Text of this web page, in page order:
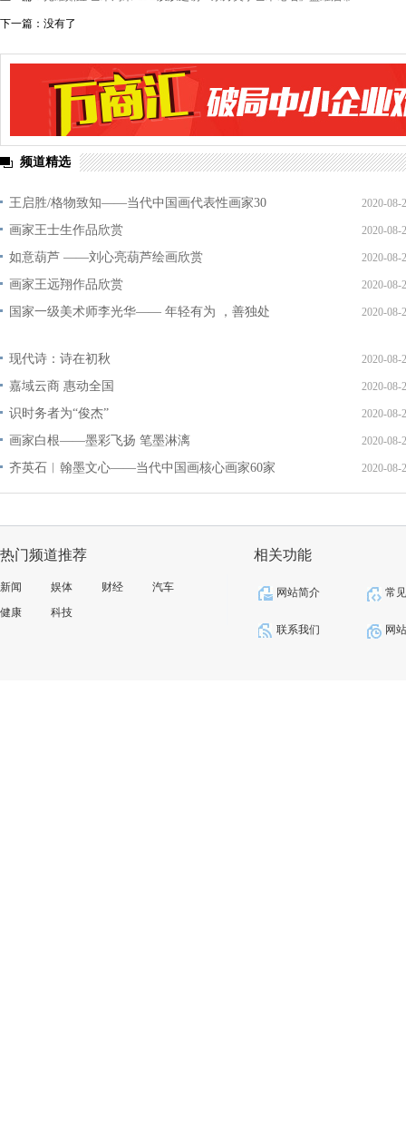
下一篇：没有了
频道精选
王启胜/格物致知——当代中国画代表性画家30 2020-08-
画家王士生作品欣赏 2020-08-
如意葫芦 ——刘心亮葫芦绘画欣赏 2020-08-
画家王远翔作品欣赏 2020-08-
国家一级美术师李光华—— 年轻有为 ，善独处 2020-08-
现代诗：诗在初秋 2020-08-
嘉域云商 惠动全国 2020-08-
识时务者为“俊杰” 2020-08-
画家白根——墨彩飞扬 笔墨淋漓 2020-08-
齐英石︱翰墨文心——当代中国画核心画家60家 2020-08-
热门频道推荐
新闻 娱体 财经
汽车
健康
科技
相关功能
网站简介 常
联系我们 网